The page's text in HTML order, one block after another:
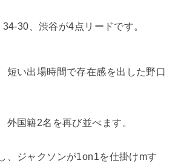
30、渋谷が4点リードです。
短い出場時間で存在感を出した野口
外国籍2名を再び並べます。
、ジャクソンが1on1を仕掛けmす